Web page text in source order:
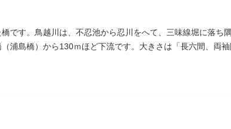
です。鳥越川は、不忍池から忍川をへて、三味線堀に落ち
浦島橋）から130ｍほど下流です。大きさは「長六間、両